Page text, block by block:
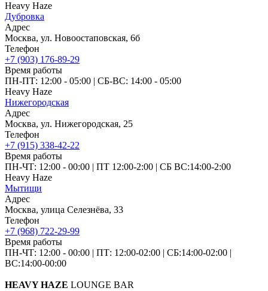
Heavy Haze
Дубровка
Адрес
Москва, ул. Новоостаповская, 6б
Телефон
+7 (903) 176-89-29
Время работы
ПН-ПТ: 12:00 - 05:00 | СБ‑ВС: 14:00 - 05:00
Heavy Haze
Нижегородская
Адрес
Москва, ул. Нижегородская, 25
Телефон
+7 (915) 338-42-22
Время работы
ПН-ЧТ: 12:00 - 00:00 | ПТ 12:00-2:00 | СБ ВС:14:00-2:00
Heavy Haze
Мытищи
Адрес
Москва, улица Селезнёва, 33
Телефон
+7 (968) 722-29-99
Время работы
ПН-ЧТ: 12:00 - 00:00 | ПТ: 12:00-02:00 | СБ:14:00-02:00 |
ВС:14:00-00:00
HEAVY HAZE LOUNGE BAR